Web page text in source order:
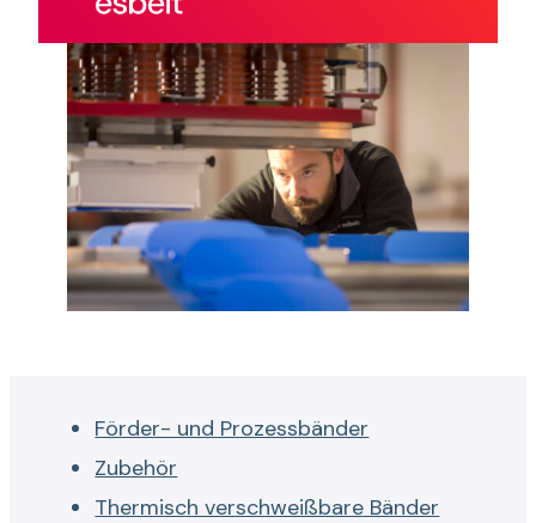
Förder- und Prozessbänder
Zubehör
Thermisch verschweißbare Bänder